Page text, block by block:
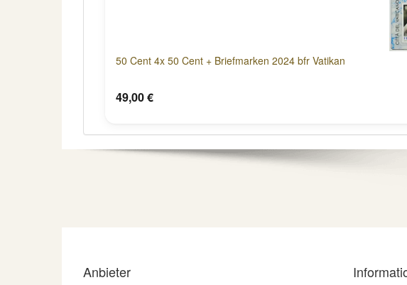
50 Cent 4x 50 Cent + Briefmarken 2024 bfr Vatikan
49,00 €
Anbieter